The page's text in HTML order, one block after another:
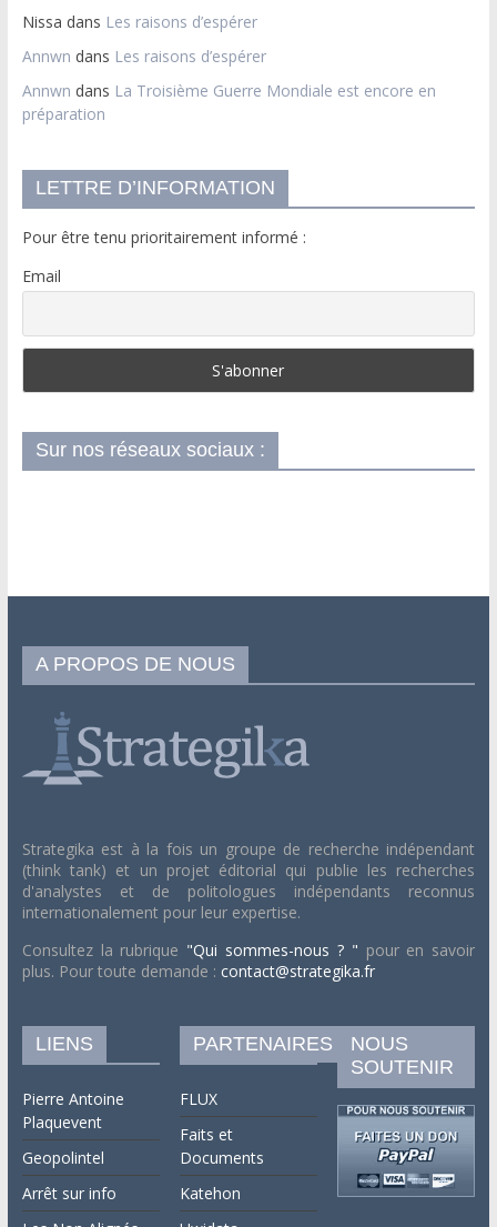
Nissa dans Les raisons d’espérer
Annwn dans Les raisons d’espérer
Annwn dans La Troisième Guerre Mondiale est encore en
préparation
LETTRE D’INFORMATION
Pour être tenu prioritairement informé :
Email
Sur nos réseaux sociaux :
A PROPOS DE NOUS
Strategika est à la fois un groupe de recherche indépendant
(think tank) et un projet éditorial qui publie les recherches
d'analystes et de politologues indépendants reconnus
internationalement pour leur expertise.
Consultez la rubrique "Qui sommes-nous ? " pour en savoir
plus. Pour toute demande : contact@strategika.fr
LIENS
Pierre Antoine
Plaquevent
Geopolintel
Arrêt sur info
PARTENAIRES
FLUX
Faits et
Documents
Katehon
NOUS
SOUTENIR